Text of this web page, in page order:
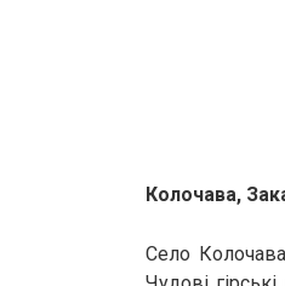
Колочава,
Село